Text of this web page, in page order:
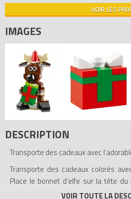
VOIR LES PRIX
IMAGES
DESCRIPTION
Transporte des cadeaux avec
Transporte des cadeaux colorés
Place le bonnet d’elfe sur la tête
festif. Positionne les pattes et